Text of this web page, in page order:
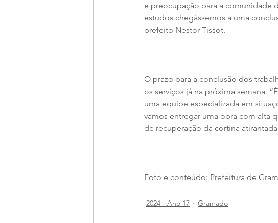
e preocupação para a comunidade
estudos chegássemos a uma
prefeito Nestor Tissot.
O prazo para a conclusão dos
os serviços já na próxima semana.
uma equipe especializada em
vamos entregar uma obra com alta
de recuperação da cortina
Foto e conteúdo: Prefeitura de
2024 - Ano 17 Gramado